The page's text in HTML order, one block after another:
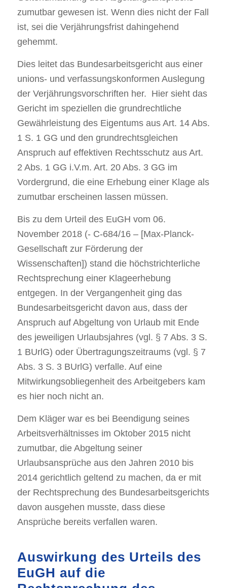
zumutbar gewesen ist. Wenn dies nicht der Fall
ist, sei die Verjährungsfrist dahingehend
gehemmt.
Dies leitet das Bundesarbeitsgericht aus einer
unions- und verfassungskonformen Auslegung
der Verjährungsvorschriften her. Hier sieht das
Gericht im speziellen die grundrechtliche
Gewährleistung des Eigentums aus Art. 14 Abs.
1 S. 1 GG und den grundrechtsgleichen
Anspruch auf effektiven Rechtsschutz aus Art.
2 Abs. 1 GG i.V.m. Art. 20 Abs. 3 GG im
Vordergrund, die eine Erhebung einer Klage als
zumutbar erscheinen lassen müssen.
Bis zu dem Urteil des EuGH vom 06.
November 2018 (- C-684/16 – [Max-Planck-
Gesellschaft zur Förderung der
Wissenschaften]) stand die höchstrichterliche
Rechtsprechung einer Klageerhebung
entgegen. In der Vergangenheit ging das
Bundesarbeitsgericht davon aus, dass der
Anspruch auf Abgeltung von Urlaub mit Ende
des jeweiligen Urlaubsjahres (vgl. § 7 Abs. 3 S.
1 BUrlG) oder Übertragungszeitraums (vgl. § 7
Abs. 3 S. 3 BUrlG) verfalle. Auf eine
Mitwirkungsobliegenheit des Arbeitgebers kam
es hier noch nicht an.
Dem Kläger war es bei Beendigung seines
Arbeitsverhältnisses im Oktober 2015 nicht
zumutbar, die Abgeltung seiner
Urlaubsansprüche aus den Jahren 2010 bis
2014 gerichtlich geltend zu machen, da er mit
der Rechtsprechung des Bundesarbeitsgerichts
davon ausgehen musste, dass diese
Ansprüche bereits verfallen waren.
Auswirkung des Urteils des
EuGH auf die